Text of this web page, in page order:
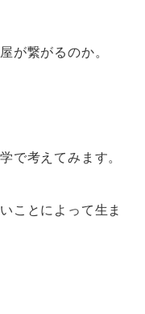
が繋がるのか。
で考えてみます。
ことによって生ま